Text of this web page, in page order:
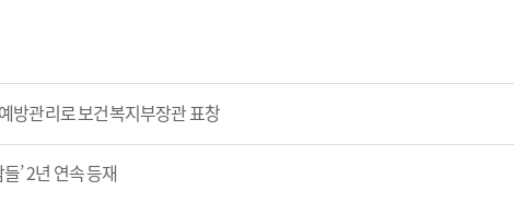
방관리로 보건복지부장관 표창
’ 2년 연속 등재